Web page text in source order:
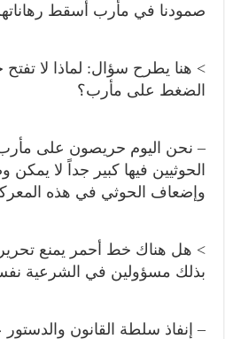
صمودنا في مأرب أسقط
> هنا يطرح سؤال: لماذا لا
الضغط على مأرب؟
– نحن اليوم حريصون على
الحوثيين فيها كبير جداً لا يمكن
وإضعاف الحوثي في هذه
> هل هناك خط أحمر يمنع
بذلك مسؤولين في الشرعية
– إنفاذ سلطة القانون